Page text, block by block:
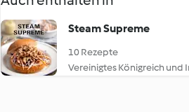
Steam Supreme
10 Rezepte
Vereinigtes Königreich und